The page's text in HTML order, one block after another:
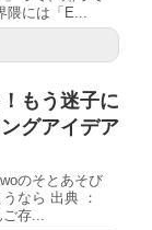
には「E...
もう迷子に
グアイデア
のそとあそび
なら 出典 ：
存...